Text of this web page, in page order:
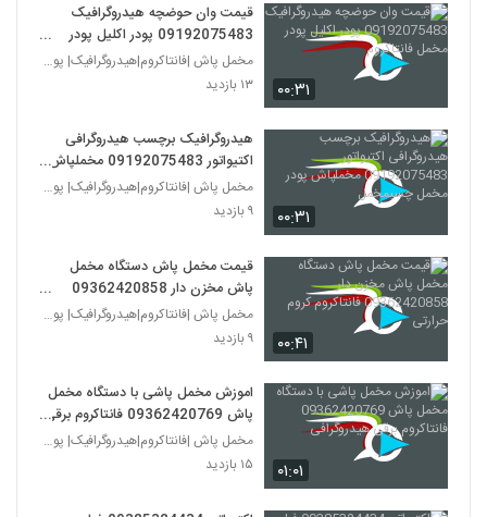
۰۰:۳۱
قیمت وان حوضچه هیدروگرافیک
09192075483 پودر اکلیل پودر
مخمل فانتاکروم
مخمل پاش |فانتاکروم|هیدروگرافیک| پودر مخمل 0936242
۱۳ بازدید
۰۰:۳۱
هیدروگرافیک برچسب هیدروگرافی
اکتیواتور 09192075483 مخملپاش
پودر مخمل چسبمخمل
مخمل پاش |فانتاکروم|هیدروگرافیک| پودر مخمل 0936242
۹ بازدید
۰۰:۴۱
قیمت مخمل پاش دستگاه مخمل
پاش مخزن دار 09362420858
فانتاکروم کروم حرارتی
مخمل پاش |فانتاکروم|هیدروگرافیک| پودر مخمل 0936242
۹ بازدید
۰۱:۰۱
اموزش مخمل پاشی با دستگاه مخمل
پاش 09362420769 فانتاکروم برقی
هیدروگرافی
مخمل پاش |فانتاکروم|هیدروگرافیک| پودر مخمل 0936242
۱۵ بازدید